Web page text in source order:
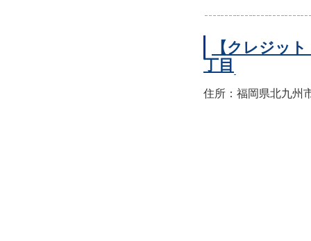
【クレジッ
丁目
住所：福岡県北九州